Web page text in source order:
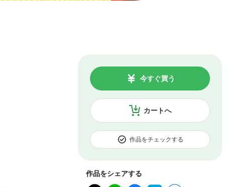
カートへ
今すぐ買う
作品をチェックする
作品をシェアする